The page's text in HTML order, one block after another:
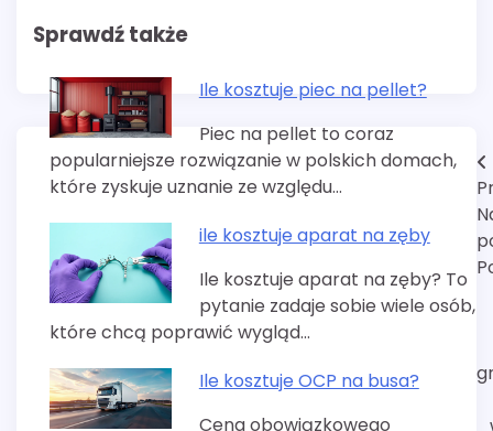
Sprawdź także
Ile kosztuje piec na pellet?
Piec na pellet to coraz
popularniejsze rozwiązanie w polskich domach,
które zyskuje uznanie ze względu…
ile kosztuje aparat na zęby
Ile kosztuje aparat na zęby? To
pytanie zadaje sobie wiele osób,
które chcą poprawić wygląd…
Ile kosztuje OCP na busa?
Cena obowiązkowego
Nawigacja